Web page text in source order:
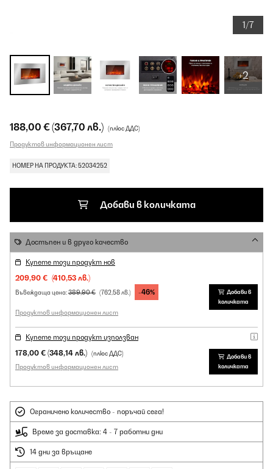
1/7
+2
188,00 €(367,70 лв.) (плюс ДДС)
Продуктов информационен лист
НОМЕР НА ПРОДУКТА: 52034252
Добави в количката
Достъпен и в друго качество
Купете този продукт нов
209,90 € (410,53 лв.)
Въвеждаща цена:389,90 € (762,58 лв.) -46%
Продуктов информационен лист
Добави в
количката
Купете този продукт използван
178,00 € (348,14 лв.) (плюс ДДС)
Продуктов информационен лист
Добави в
количката
Ограничено количество - поръчай сега!
Време за доставка: 4 - 7 работни дни
14 дни за връщане